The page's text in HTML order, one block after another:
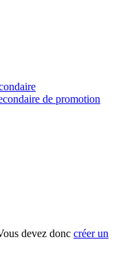
de promotion
devez donc créer un